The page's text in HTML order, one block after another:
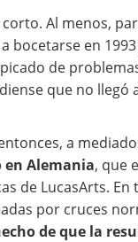
Al menos,
en
de
que no llegó
a
en Alemania, que
de LucasArts.
por cruces
de que la